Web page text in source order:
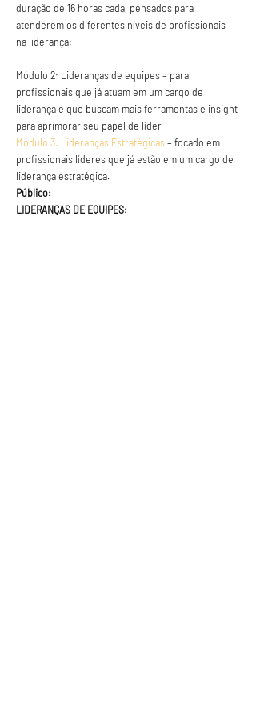
duração de 16 horas cada, pensados para
atenderem os diferentes níveis de profissionais
na liderança:
Módulo 2: Lideranças de equipes – para
profissionais que já atuam em um cargo de
liderança e que buscam mais ferramentas e insight
para aprimorar seu papel de líder
Módulo 3: Lideranças Estratégicas– focado em
profissionais líderes que já estão em um cargo de
liderança estratégica.
Público:
LIDERANÇAS DE EQUIPES: